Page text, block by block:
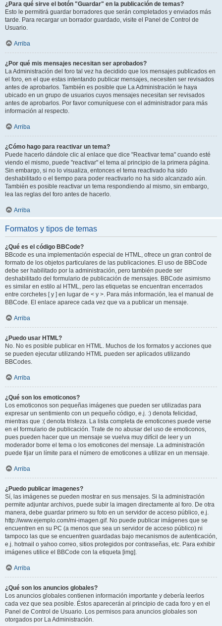
¿Para qué sirve el botón "Guardar" en la publicación de temas?
Esto le permitirá guardar borradores que serán completados y enviados más
tarde. Para recargar un borrador guardado, visite el Panel de Control de
Usuario.
Arriba
¿Por qué mis mensajes necesitan ser aprobados?
La Administración del foro tal vez ha decidido que los mensajes publicados en
el foro, en el que estas intentando publicar mensajes, necesiten ser revisados
antes de aprobarlos. También es posible que La Administración le haya
ubicado en un grupo de usuarios cuyos mensajes necesitan ser revisados
antes de aprobarlos. Por favor comuníquese con el administrador para más
información al respecto.
Arriba
¿Cómo hago para reactivar un tema?
Puede hacerlo dándole clic al enlace que dice "Reactivar tema" cuando esté
viendo el mismo, puede "reactivar" el tema al principio de la primera página.
Sin embargo, si no lo visualiza, entonces el tema reactivado ha sido
deshabilitado o el tiempo para poder reactivarlo no ha sido alcanzado aún.
También es posible reactivar un tema respondiendo al mismo, sin embargo,
lea las reglas del foro antes de hacerlo.
Arriba
Formatos y tipos de temas
¿Qué es el código BBCode?
BBcode es una implementación especial de HTML, ofrece un gran control de
formato de los objetos particulares de las publicaciones. El uso de BBCode
debe ser habilitado por la administración, pero también puede ser
deshabilitado del formulario de publicación de mensajes. BBCode asimismo
es similar en estilo al HTML, pero las etiquetas se encuentran encerrados
entre corchetes [ y ] en lugar de < y >. Para más información, lea el manual de
BBCode. El enlace aparece cada vez que va a publicar un mensaje.
Arriba
¿Puedo usar HTML?
No. No es posible publicar en HTML. Muchos de los formatos y acciones que
se pueden ejecutar utilizando HTML pueden ser aplicados utilizando
BBCodes.
Arriba
¿Qué son los emoticonos?
Los emoticonos son pequeñas imágenes que pueden ser utilizadas para
expresar un sentimiento con un pequeño código, e.j. :) denota felicidad,
mientras que :( denota tristeza. La lista completa de emoticones puede verse
en el formulario de publicación. Trate de no abusar del uso de emoticonos,
pues pueden hacer que un mensaje se vuelva muy difícil de leer y un
moderador borre el tema o los emoticones del mensaje. La administración
puede fijar un límite para el número de emoticones a utilizar en un mensaje.
Arriba
¿Puedo publicar imagenes?
Sí, las imágenes se pueden mostrar en sus mensajes. Si la administración
permite adjuntar archivos, puede subir la imagen directamente al foro. De otra
manera, debe guardar primero su foto en un servidor de acceso público, e.j.
http://www.ejemplo.com/mi-imagen.gif. No puede publicar imágenes que se
encuentren en su PC (a menos que sea un servidor de acceso público) ni
tampoco las que se encuentren guardadas bajo mecanismos de autenticación,
e.j. hotmail o yahoo correo, sitios protegidos por contraseñas, etc. Para exhibir
imágenes utilice el BBCode con la etiqueta [img].
Arriba
¿Qué son los anuncios globales?
Los anuncios globales contienen información importante y debería leerlos
cada vez que sea posible. Éstos aparecerán al principio de cada foro y en el
Panel de Control de Usuario. Los permisos para anuncios globales son
otorgados por La Administración.